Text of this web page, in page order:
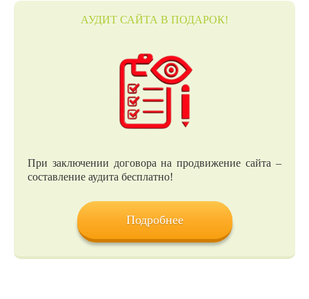
АУДИТ САЙТА В ПОДАРОК!
При заключении договора на продвижение сайта –
составление аудита бесплатно!
Подробнее